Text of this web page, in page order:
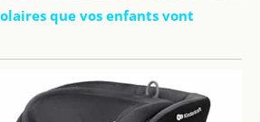
que vos enfants vont